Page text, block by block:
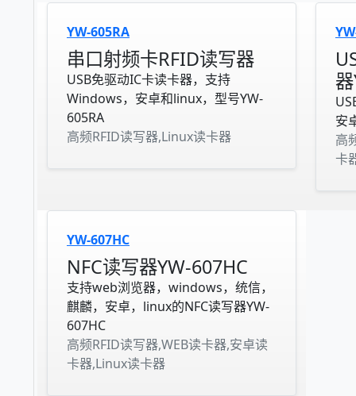
YW-605RA
串口射频卡RFID读写器
USB免驱动IC卡读卡器，支持
Windows，安卓和linux，型号YW-
605RA
高频RFID读写器,Linux读卡器
安
高
卡
YW-607HC
NFC读写器YW-607HC
支持web浏览器，windows，统信，
麒麟，安卓，linux的NFC读写器YW-
607HC
高频RFID读写器,WEB读卡器,安卓读
卡器,Linux读卡器